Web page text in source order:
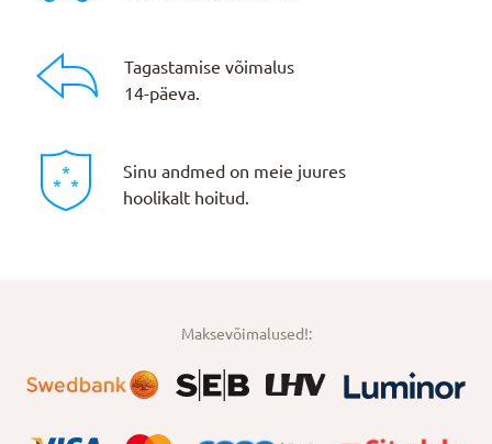
Tagastamise võimalus
14-päeva.
Sinu andmed on meie juures
hoolikalt hoitud.
Maksevõimalused!: